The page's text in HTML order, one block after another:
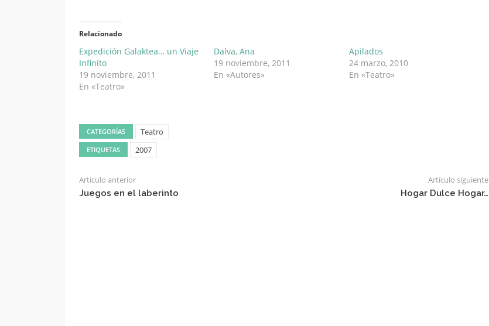
Relacionado
Expedición Galaktea… un Viaje
Infinito
19 noviembre, 2011
En «Teatro»
Dalva, Ana
19 noviembre, 2011
En «Autores»
Apilados
24 marzo, 2010
En «Teatro»
CATEGORÍAS Teatro
ETIQUETAS 2007
Artículo anterior
Juegos en el laberinto
Artículo siguiente
Hogar Dulce Hogar…